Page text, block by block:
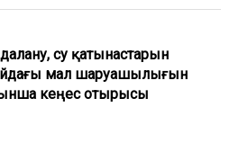
су қатынастарын
мал шаруашылығын
кеңес отырысы